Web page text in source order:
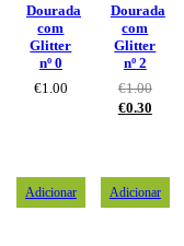
Dourada
com
Glitter
nº 0
€1.00
Dourada
com
Glitter
nº 2
€1.00
€0.30
Adicionar Adicionar